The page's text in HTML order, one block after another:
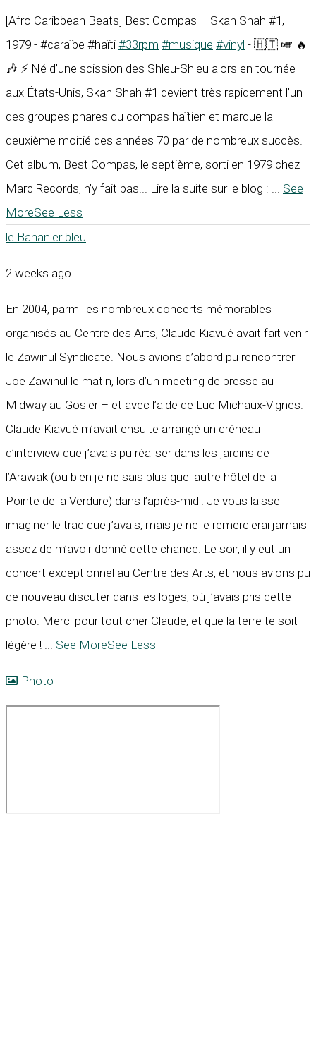
[Afro Caribbean Beats] Best Compas – Skah Shah #1,
1979 - #caraïbe #haïti #33rpm #musique #vinyl - 🇭🇹 🎺 🔥
🎶 ⚡ Né d’une scission des Shleu-Shleu alors en tournée
aux États-Unis, Skah Shah #1 devient très rapidement l’un
des groupes phares du compas haïtien et marque la
deuxième moitié des années 70 par de nombreux succès.
Cet album, Best Compas, le septième, sorti en 1979 chez
Marc Records, n’y fait pas... Lire la suite sur le blog : ... See
MoreSee Less
le Bananier bleu
2 weeks ago
En 2004, parmi les nombreux concerts mémorables
organisés au Centre des Arts, Claude Kiavué avait fait venir
le Zawinul Syndicate. Nous avions d’abord pu rencontrer
Joe Zawinul le matin, lors d’un meeting de presse au
Midway au Gosier – et avec l’aide de Luc Michaux-Vignes.
Claude Kiavué m’avait ensuite arrangé un créneau
d’interview que j’avais pu réaliser dans les jardins de
l’Arawak (ou bien je ne sais plus quel autre hôtel de la
Pointe de la Verdure) dans l’après-midi. Je vous laisse
imaginer le trac que j’avais, mais je ne le remercierai jamais
assez de m’avoir donné cette chance. Le soir, il y eut un
concert exceptionnel au Centre des Arts, et nous avions pu
de nouveau discuter dans les loges, où j’avais pris cette
photo. Merci pour tout cher Claude, et que la terre te soit
légère ! ... See MoreSee Less
Photo